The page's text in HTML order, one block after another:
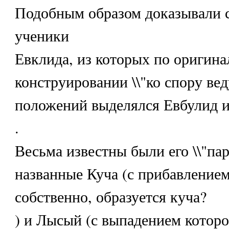
Подобным образом доказывали
ученики
Евклида, из которых по
конструировании \\"ко спору
положений выделялся Евбулид
.
Весьма известны были его
названные Куча (с
собственно, образуется куча?
) и Лысый (с выпадением